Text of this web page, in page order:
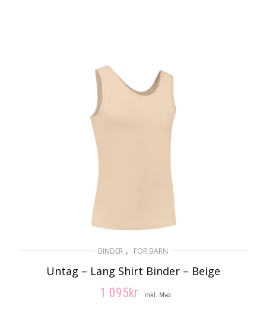
BINDER , FOR BARN
Untag – Lang Shirt Binder – Beige
1 095kr inkl. Mva